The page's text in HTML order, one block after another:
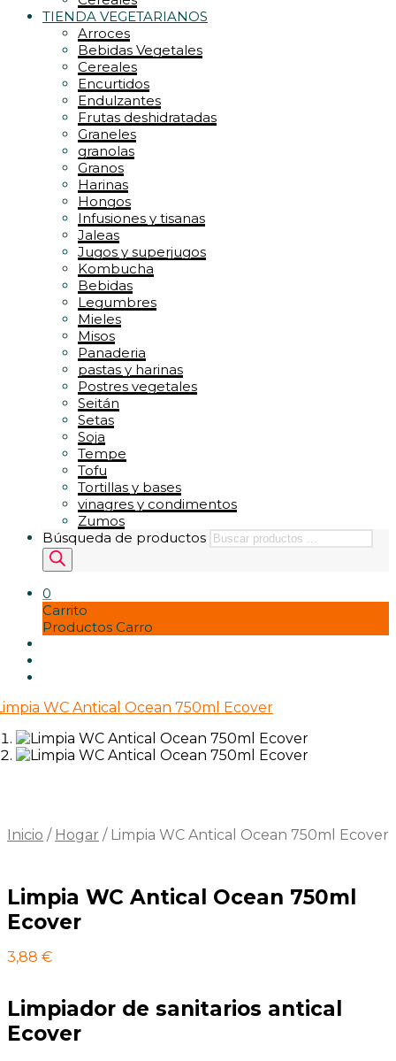
TIENDA VEGETARIANOS
Arroces
Bebidas Vegetales
Cereales
Encurtidos
Endulzantes
Frutas deshidratadas
Graneles
granolas
Granos
Harinas
Hongos
Infusiones y tisanas
Jaleas
Jugos y superjugos
Kombucha
Bebidas
Legumbres
Mieles
Misos
Panaderia
pastas y harinas
Postres vegetales
Seitán
Setas
Soja
Tempe
Tofu
Tortillas y bases
vinagres y condimentos
Zumos
Búsqueda de productos
0
Carrito
Productos Carro
Inicio / Hogar /Limpia WC Antical Ocean 750ml Ecover
Limpia WC Antical Ocean 750ml
Ecover
3,88 €
Limpiador de sanitarios antical
Ecover